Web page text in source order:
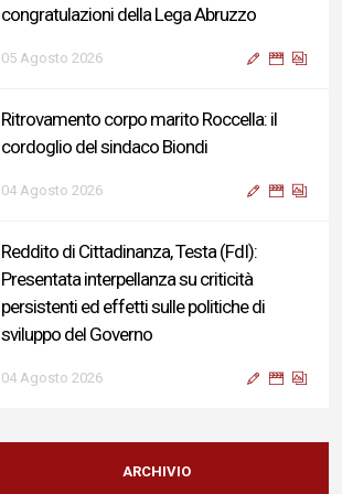
congratulazioni della Lega Abruzzo
05 Agosto 2026
Ritrovamento corpo marito Roccella: il
cordoglio del sindaco Biondi
04 Agosto 2026
Reddito di Cittadinanza, Testa (FdI):
Presentata interpellanza su criticità
persistenti ed effetti sulle politiche di
sviluppo del Governo
04 Agosto 2026
Sigismondi, Liris e Testa: “Profondo
cordoglio e vicinanza al Ministro Roccella e
ARCHIVIO